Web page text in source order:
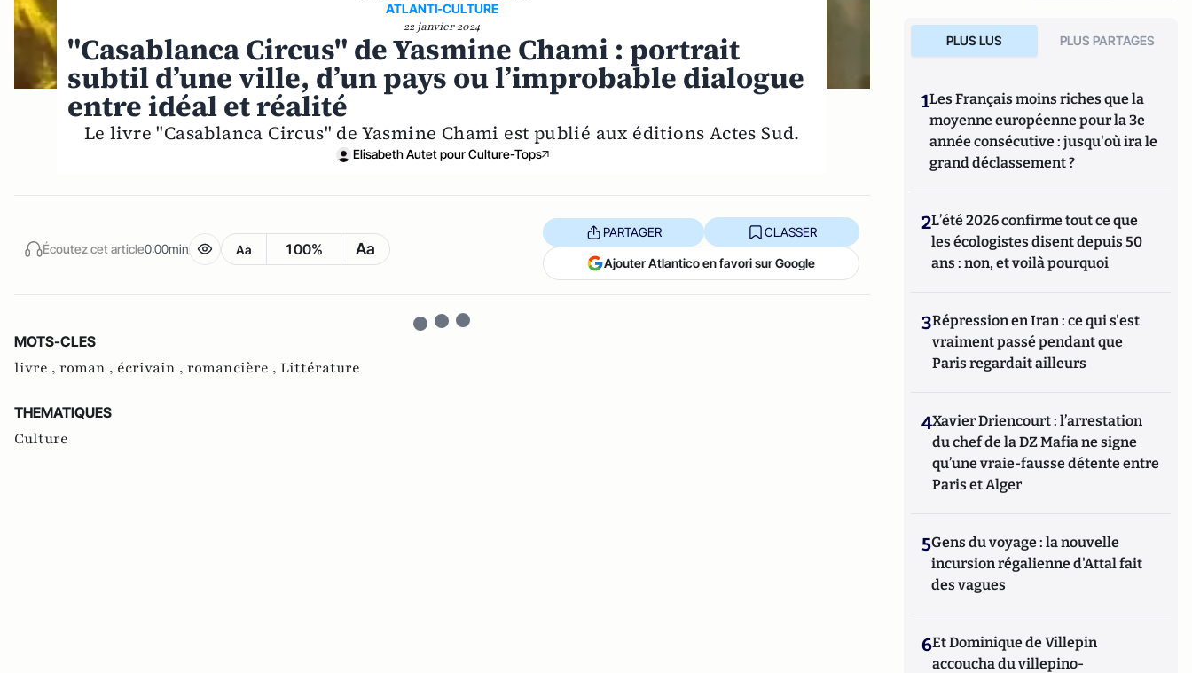
ATLANTI-CULTURE
22 janvier 2024
"Casablanca Circus" de Yasmine Chami : portrait
subtil d’une ville, d’un pays ou l’improbable dialogue
entre idéal et réalité
Le livre "Casablanca Circus" de Yasmine Chami est publié aux éditions Actes Sud.
Elisabeth Autet pour Culture-Tops
Écoutez cet article0:00min Aa 100% Aa
PARTAGER CLASSER
Ajouter Atlantico en favori sur Google
MOTS-CLES
livre , roman , écrivain , romancière , Littérature
THEMATIQUES
Culture
PLUS LUS PLUS PARTAGES
1Les Français moins riches que la
moyenne européenne pour la 3e
année consécutive : jusqu'où ira le
grand déclassement ?
2L’été 2026 confirme tout ce que
les écologistes disent depuis 50
ans : non, et voilà pourquoi
3Répression en Iran : ce qui s'est
vraiment passé pendant que
Paris regardait ailleurs
4Xavier Driencourt : l’arrestation
du chef de la DZ Mafia ne signe
qu’une vraie-fausse détente entre
Paris et Alger
5Gens du voyage : la nouvelle
incursion régalienne d'Attal fait
des vagues
6Et Dominique de Villepin
accoucha du villepino-